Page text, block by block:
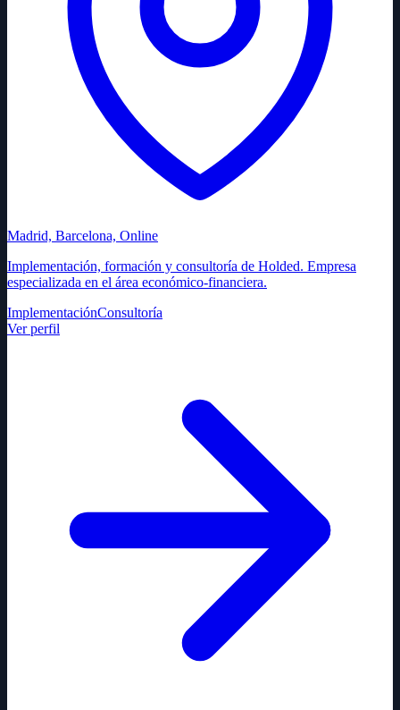
Madrid, Barcelona, Online
Implementación, formación y consultoría de Holded. Empresa
especializada en el área económico-financiera.
ImplementaciónConsultoría
Ver perfil